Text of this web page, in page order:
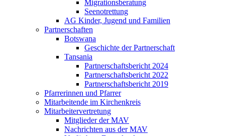
Migrationsberatung
Seenotrettung
AG Kinder, Jugend und Familien
Partnerschaften
Botswana
Geschichte der Partnerschaft
Tansania
Partnerschaftsbericht 2024
Partnerschaftsbericht 2022
Partnerschaftsbericht 2019
Pfarrerinnen und Pfarrer
Mitarbeitende im Kirchenkreis
Mitarbeitervertretung
Mitglieder der MAV
Nachrichten aus der MAV